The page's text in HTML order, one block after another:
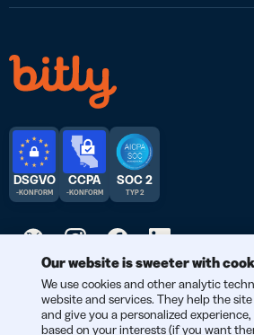
© 2026 Bitly | Entwickelt mit Liebe in
der ganzen Welt.
DSGVO
-KONFORM
CCPA
-KONFORM
SOC 2
TYP 2
Our website is sweeter with
We use cookies and other analytic
website and services. They help the
and give you a personalized
based on your interests (if you want